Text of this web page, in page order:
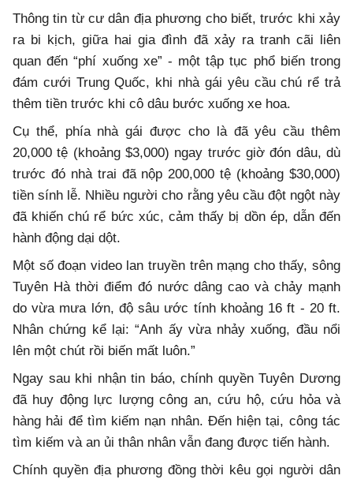
Thông tin từ cư dân địa phương cho biết, trước khi xảy
ra bi kịch, giữa hai gia đình đã xảy ra tranh cãi liên
quan đến “phí xuống xe” - một tập tục phổ biến trong
đám cưới Trung Quốc, khi nhà gái yêu cầu chú rể trả
thêm tiền trước khi cô dâu bước xuống xe hoa.
Cụ thể, phía nhà gái được cho là đã yêu cầu thêm
20,000 tệ (khoảng $3,000) ngay trước giờ đón dâu, dù
trước đó nhà trai đã nộp 200,000 tệ (khoảng $30,000)
tiền sính lễ. Nhiều người cho rằng yêu cầu đột ngột này
đã khiến chú rể bức xúc, cảm thấy bị dồn ép, dẫn đến
hành động dại dột.
Một số đoạn video lan truyền trên mạng cho thấy, sông
Tuyên Hà thời điểm đó nước dâng cao và chảy mạnh
do vừa mưa lớn, độ sâu ước tính khoảng 16 ft - 20 ft.
Nhân chứng kể lại: “Anh ấy vừa nhảy xuống, đầu nổi
lên một chút rồi biến mất luôn.”
Ngay sau khi nhận tin báo, chính quyền Tuyên Dương
đã huy động lực lượng công an, cứu hộ, cứu hỏa và
hàng hải để tìm kiếm nạn nhân. Đến hiện tại, công tác
tìm kiếm và an ủi thân nhân vẫn đang được tiến hành.
Chính quyền địa phương đồng thời kêu gọi người dân